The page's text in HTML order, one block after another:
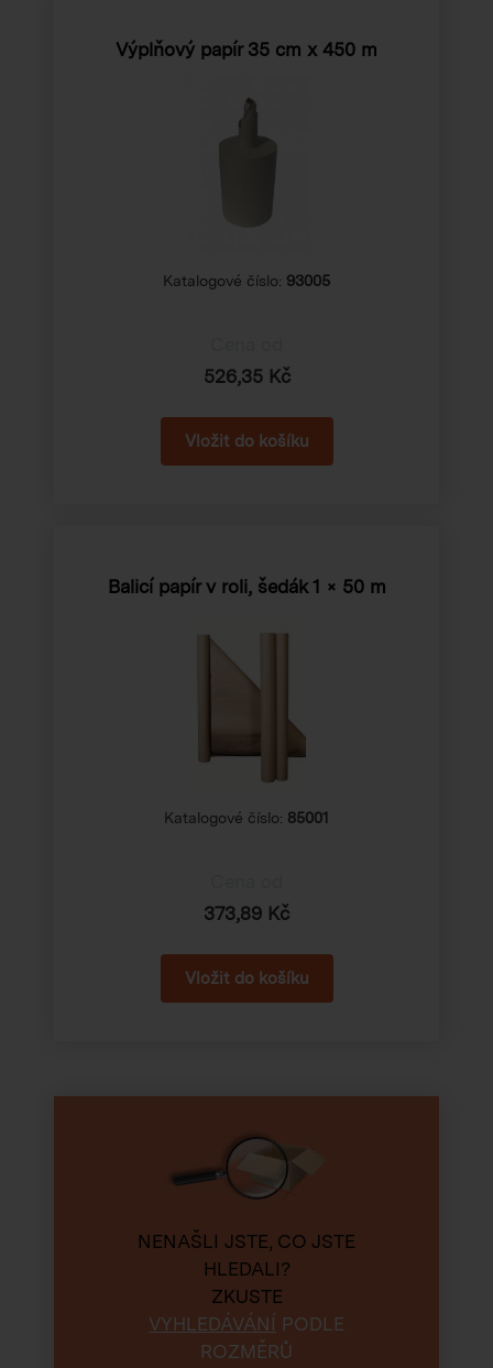
Výplňový papír 35 cm x 450 m
Katalogové číslo: 93005
526,35 Kč
Balicí papír v roli, šedák 1 × 50 m
Katalogové číslo: 85001
373,89 Kč
NENAŠLI JSTE, CO JSTE
HLEDALI?
ZKUSTE
VYHLEDÁVÁNÍ PODLE
ROZMĚRŮ